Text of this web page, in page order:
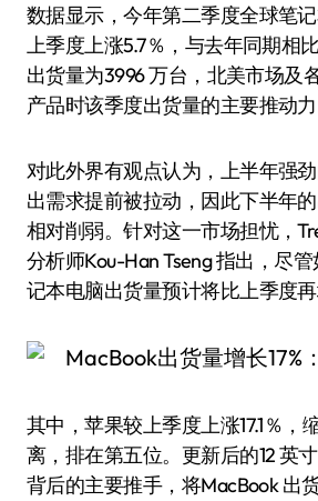
数据显示，今年第二季度全球笔
上季度上涨5.7％，与去年同期相
出货量为3996 万台，北美市场及
产品时该季度出货量的主要推动力
对此外界有观点认为，上半年强
出需求提前被拉动，因此下半年
相对削弱。针对这一市场担忧，
分析师Kou-Han Tseng 指出，尽
记本电脑出货量预计将比上季度再
其中，苹果较上季度上涨17.1％，
离，排在第五位。更新后的12 英
背后的主要推手，将MacBook 出